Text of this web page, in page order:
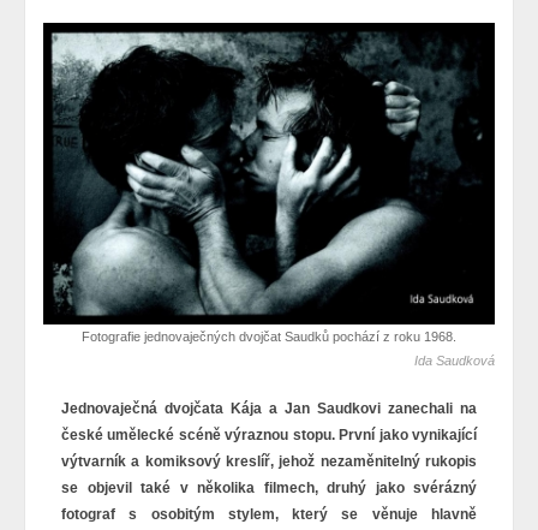
Fotografie jednovaječných dvojčat Saudků pochází z roku 1968.
Ida Saudková
Jednovaječná dvojčata Kája a Jan Saudkovi zanechali na
české umělecké scéně výraznou stopu. První jako vynikající
výtvarník a komiksový kreslíř, jehož nezaměnitelný rukopis
se objevil také v několika filmech, druhý jako svérázný
fotograf s osobitým stylem, který se věnuje hlavně